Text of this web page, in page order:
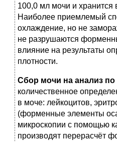
100,0 мл мочи и хранится
Наиболее приемлемый
охлаждение, но не
не разрушаются
влияние на результаты
плотности.
Сбор мочи на анализ
количественное
в моче: лейкоцитов,
(форменные элементы
микроскопии с помощью
производят перерасчёт